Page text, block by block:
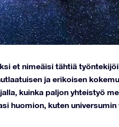
et nimeäisi tähtiä
ja erikoisen
kuinka paljon yhteistyö
huomion, kuten universumin